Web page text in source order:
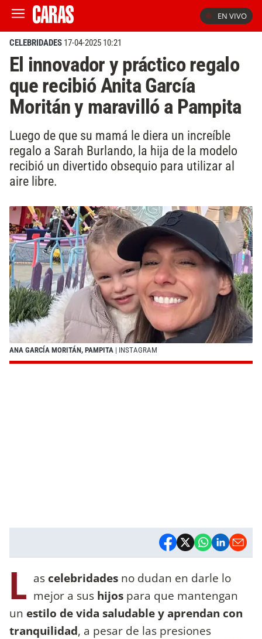
EN VIVO
CELEBRIDADES 17-04-2025 10:21
El innovador y práctico regalo
que recibió Anita García
Moritán y maravilló a Pampita
Luego de que su mamá le diera un increíble
regalo a Sarah Burlando, la hija de la modelo
recibió un divertido obsequio para utilizar al
aire libre.
ANA GARCÍA MORITÁN, PAMPITA | INSTAGRAM
L as celebridades no dudan en darle lo
mejor a sus hijos para que mantengan
un estilo de vida saludable y aprendan con
tranquilidad, a pesar de las presiones